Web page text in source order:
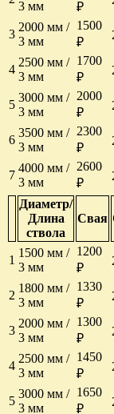
3 мм
₽
3
2000 мм /
3 мм
1500
₽
4
2500 мм /
3 мм
1700
₽
5
3000 мм /
3 мм
2000
₽
6
3500 мм /
3 мм
2300
₽
7
4000 мм /
3 мм
2600
₽
Диаметр/
Длина
ствола
Свая
1
1500 мм /
3 мм
1200
₽
2
1800 мм /
3 мм
1330
₽
3
2000 мм /
3 мм
1300
₽
4
2500 мм /
3 мм
1450
₽
5
3000 мм /
3 мм
1650
₽